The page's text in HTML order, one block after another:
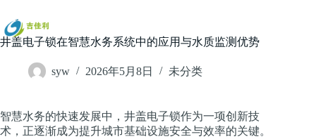
过
内
容
井盖电子锁在智慧水务系统中的应用与水质监测优势
syw 2026年5月8日 未分类
智慧水务的快速发展中，井盖电子锁作为一项创新技
术，正逐渐成为提升城市基础设施安全与效率的关键。